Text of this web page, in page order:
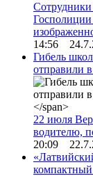
Госполиции
14:56
Гибель
отправили
22 июля
водителю,
20:09
компактный